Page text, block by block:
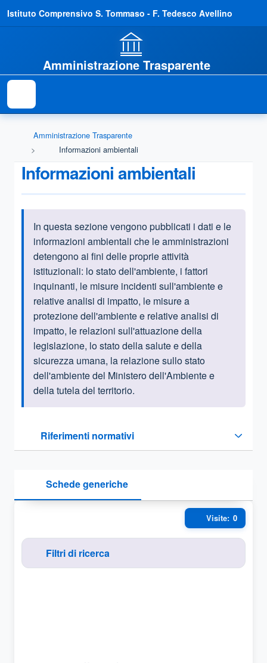
Istituto Comprensivo S. Tommaso - F. Tedesco Avellino
Amministrazione Trasparente
Amministrazione Trasparente
Informazioni ambientali
Informazioni ambientali
Informazioni introduttive
In questa sezione vengono pubblicati i dati e le
informazioni ambientali che le amministrazioni
detengono ai fini delle proprie attività
istituzionali: lo stato dell'ambiente, i fattori
inquinanti, le misure incidenti sull'ambiente e
relative analisi di impatto, le misure a
protezione dell'ambiente e relative analisi di
impatto, le relazioni sull'attuazione della
legislazione, lo stato della salute e della
sicurezza umana, la relazione sullo stato
dell'ambiente del Ministero dell'Ambiente e
della tutela del territorio.
Riferimenti normativi
Sezione compressa
Sezioni documenti di trasparenza
Schede generiche
Schede Generiche della Pubblica
Elenco completo dei documenti generici
Visite: 0
Filtri di ricerca